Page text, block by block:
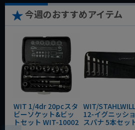
今週のおすすめアイテム
WIT 1/4dr 20pcスタ
ビーソケット&ビッ
トセット WIT-10002
WIT/
12-イグニッシ
スパナ 5本セッ